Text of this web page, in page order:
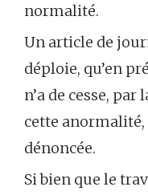
normalité.
Un article de
déploie, qu’en
n’a de cesse, par
cette anormalité,
dénoncée.
Si bien que le